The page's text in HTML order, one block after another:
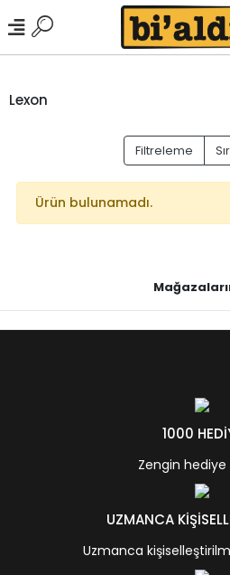
Lexon
Filtreleme
Ürün bulunamadı.
1000
Zengin hediye
UZMANCA
Uzmanca